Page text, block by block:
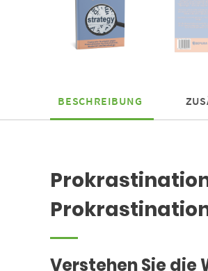
BESCHREIBUNG
Verstehen Sie